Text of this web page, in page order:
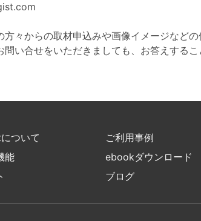
々からの取材申込みや画像イメージなどの
い合せをいただきましても、お答えするこ
ついて
能
ご利用事例
ebookダウンロード
ブログ